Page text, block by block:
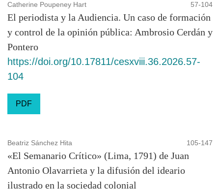
Catherine Poupeney Hart 57-104
El periodista y la Audiencia. Un caso de formación
y control de la opinión pública: Ambrosio Cerdán y
Pontero
https://doi.org/10.17811/cesxviii.36.2026.57-
104
PDF
Beatriz Sánchez Hita 105-147
«El Semanario Crítico» (Lima, 1791) de Juan
Antonio Olavarrieta y la difusión del ideario
ilustrado en la sociedad colonial